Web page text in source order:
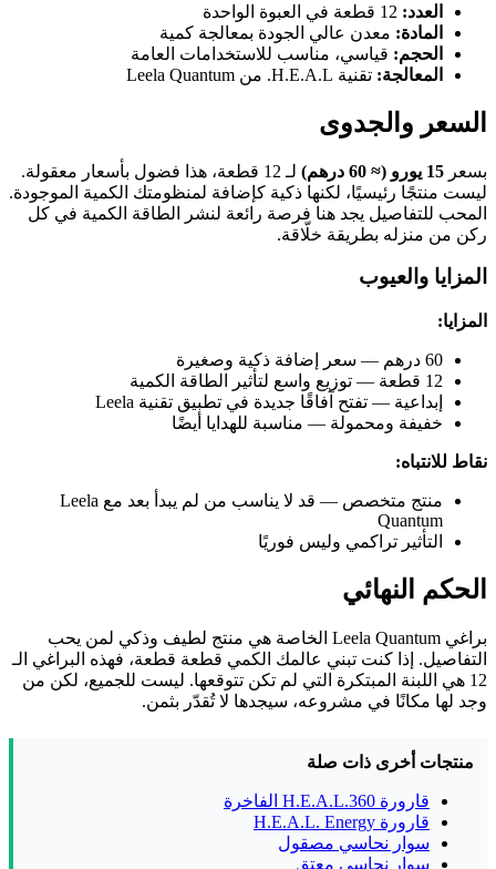
العدد:
المادة: معدن عالي الجودة بمعالجة كمية
الحجم: قياسي، مناسب للاستخدامات العامة
المعالجة: تقنية H.E.A.L. من Leela Quantum
السعر والجدوى
بسعر 15 يورو (≈ 60 درهم)
لـ 12 قطعة، هذا فضول بأسعار معقولة.
ليست منتجًا رئيسيًا، لكنها ذكية كإضافة لمنظومتك الكمية الموجودة.
المحب للتفاصيل يجد هنا فرصة رائعة لنشر الطاقة الكمية في كل
ركن من منزله بطريقة خلّاقة.
المزايا والعيوب
المزايا:
60 درهم — سعر إضافة ذكية وصغيرة
12 قطعة — توزيع واسع لتأثير الطاقة الكمية
إبداعية — تفتح آفاقًا جديدة في تطبيق تقنية Leela
خفيفة ومحمولة — مناسبة للهدايا أيضًا
نقاط للانتباه:
منتج متخصص — قد لا يناسب من لم يبدأ بعد مع Leela
Quantum
التأثير تراكمي وليس فوريًا
الحكم النهائي
براغي Leela Quantum الخاصة هي منتج لطيف وذكي لمن يحب
التفاصيل. إذا كنت تبني عالمك الكمي قطعة قطعة، فهذه البراغي الـ
12 هي اللبنة المبتكرة التي لم تكن تتوقعها. ليست للجميع، لكن من
وجد لها مكانًا في مشروعه، سيجدها لا تُقدّر بثمن.
منتجات أخرى ذات صلة
قارورة H.E.A.L.360 الفاخرة
قارورة H.E.A.L. Energy
سوار نحاسي مصقول
سوار نحاسي معتق